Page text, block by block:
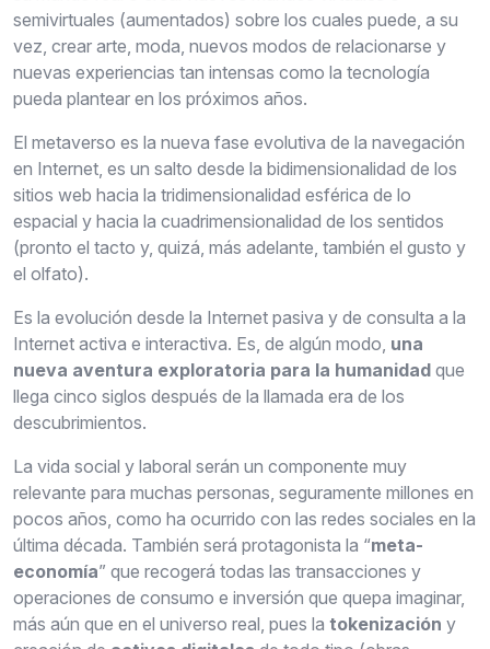
semivirtuales (aumentados) sobre los cuales puede, a su
vez, crear arte, moda, nuevos modos de relacionarse y
nuevas experiencias tan intensas como la tecnología
pueda plantear en los próximos años.
El metaverso es la nueva fase evolutiva de la navegación
en Internet, es un salto desde la bidimensionalidad de los
sitios web hacia la tridimensionalidad esférica de lo
espacial y hacia la cuadrimensionalidad de los sentidos
(pronto el tacto y, quizá, más adelante, también el gusto y
el olfato).
Es la evolución desde la Internet pasiva y de consulta a la
Internet activa e interactiva. Es, de algún modo, una
nueva aventura exploratoria para la humanidad que
llega cinco siglos después de la llamada era de los
descubrimientos.
La vida social y laboral serán un componente muy
relevante para muchas personas, seguramente millones en
pocos años, como ha ocurrido con las redes sociales en la
última década. También será protagonista la “meta-
economía” que recogerá todas las transacciones y
operaciones de consumo e inversión que quepa imaginar,
más aún que en el universo real, pues la tokenización y